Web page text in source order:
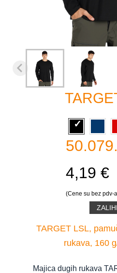
4,19 €
(Cene su bez pdv-
TARGET LSL,
rukava, 160
Majica dugih rukava